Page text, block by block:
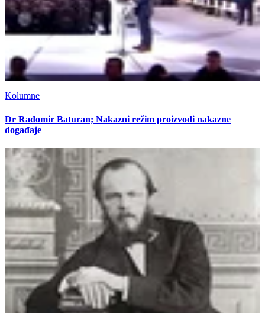
Kolumne
Dr Radomir Baturan; Nakazni režim proizvodi nakazne
događaje